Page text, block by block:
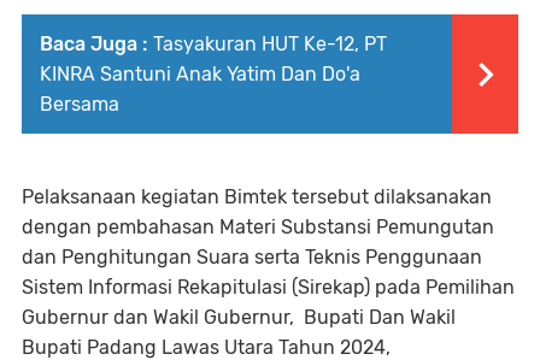
Baca Juga : Tasyakuran HUT Ke-12, PT
KINRA Santuni Anak Yatim Dan Do'a
Bersama
Pelaksanaan kegiatan Bimtek tersebut dilaksanakan
dengan pembahasan Materi Substansi Pemungutan
dan Penghitungan Suara serta Teknis Penggunaan
Sistem Informasi Rekapitulasi (Sirekap) pada Pemilihan
Gubernur dan Wakil Gubernur, Bupati Dan Wakil
Bupati Padang Lawas Utara Tahun 2024,